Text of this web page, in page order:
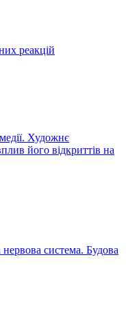
реакцій
Художнє
його відкриттів на
система. Будова